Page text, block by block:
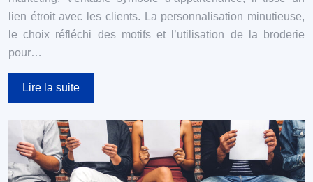
lien étroit avec les clients. La personnalisation minutieuse,
le choix réfléchi des motifs et l’utilisation de la broderie
pour…
Lire la suite